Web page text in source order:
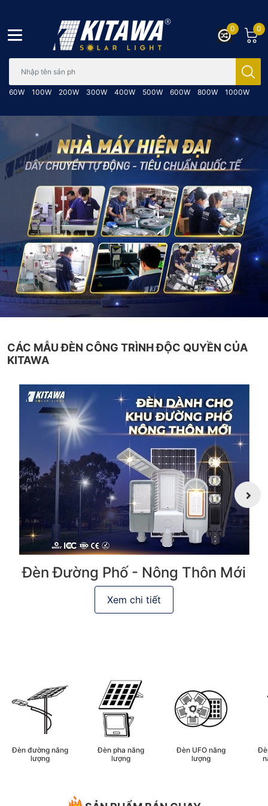
60W 100W 200W 300W 400W 500W 600W 800W 1000W
0
0
CÁC MẪU ĐÈN CÔNG TRÌNH ĐỘC QUYỀN CỦA
KITAWA
Đèn Đường Phố - Nông Thôn Mới
Xem chi tiết
Đèn đường năng
lượng
Đèn pha năng
lượng
Đèn UFO năng
lượng